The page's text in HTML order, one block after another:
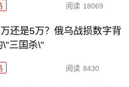
阅读 18069
还是5万？俄乌战损数字背
\"三国杀\"
阅读 8430